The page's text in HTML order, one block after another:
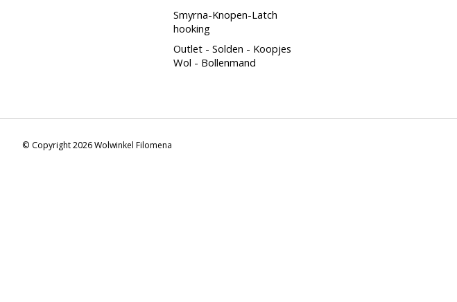
Smyrna-Knopen-Latch
hooking
Outlet - Solden - Koopjes
Wol - Bollenmand
© Copyright 2026 Wolwinkel Filomena